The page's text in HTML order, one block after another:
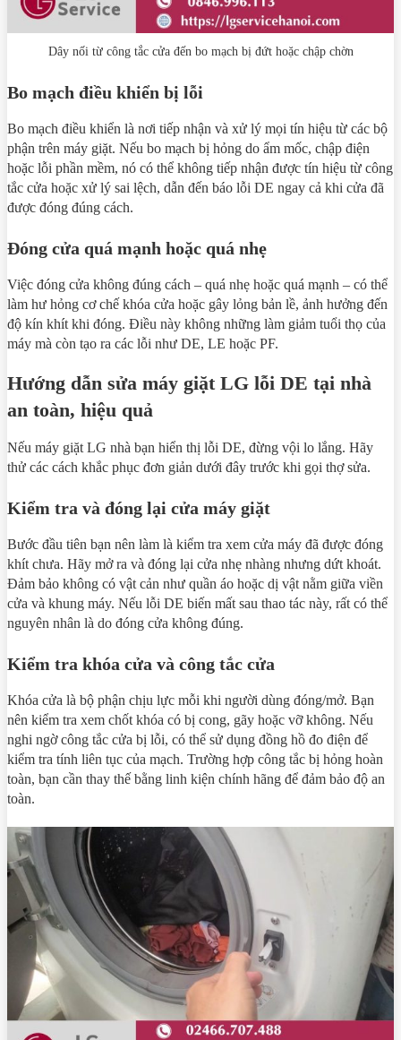
Dây nối từ công tắc cửa đến bo mạch bị đứt hoặc chập chờn
Bo mạch điều khiển bị lỗi
Bo mạch điều khiển là nơi tiếp nhận và xử lý mọi tín hiệu từ các bộ
phận trên máy giặt. Nếu bo mạch bị hỏng do ẩm mốc, chập điện
hoặc lỗi phần mềm, nó có thể không tiếp nhận được tín hiệu từ công
tắc cửa hoặc xử lý sai lệch, dẫn đến báo lỗi DE ngay cả khi cửa đã
được đóng đúng cách.
Đóng cửa quá mạnh hoặc quá nhẹ
Việc đóng cửa không đúng cách – quá nhẹ hoặc quá mạnh – có thể
làm hư hỏng cơ chế khóa cửa hoặc gây lỏng bản lề, ảnh hưởng đến
độ kín khít khi đóng. Điều này không những làm giảm tuổi thọ của
máy mà còn tạo ra các lỗi như DE, LE hoặc PF.
Hướng dẫn sửa máy giặt LG lỗi DE tại nhà
an toàn, hiệu quả
Nếu máy giặt LG nhà bạn hiển thị lỗi DE, đừng vội lo lắng. Hãy
thử các cách khắc phục đơn giản dưới đây trước khi gọi thợ sửa.
Kiểm tra và đóng lại cửa máy giặt
Bước đầu tiên bạn nên làm là kiểm tra xem cửa máy đã được đóng
khít chưa. Hãy mở ra và đóng lại cửa nhẹ nhàng nhưng dứt khoát.
Đảm bảo không có vật cản như quần áo hoặc dị vật nằm giữa viền
cửa và khung máy. Nếu lỗi DE biến mất sau thao tác này, rất có thể
nguyên nhân là do đóng cửa không đúng.
Kiểm tra khóa cửa và công tắc cửa
Khóa cửa là bộ phận chịu lực mỗi khi người dùng đóng/mở. Bạn
nên kiểm tra xem chốt khóa có bị cong, gãy hoặc vỡ không. Nếu
nghi ngờ công tắc cửa bị lỗi, có thể sử dụng đồng hồ đo điện để
kiểm tra tính liên tục của mạch. Trường hợp công tắc bị hỏng hoàn
toàn, bạn cần thay thế bằng linh kiện chính hãng để đảm bảo độ an
toàn.